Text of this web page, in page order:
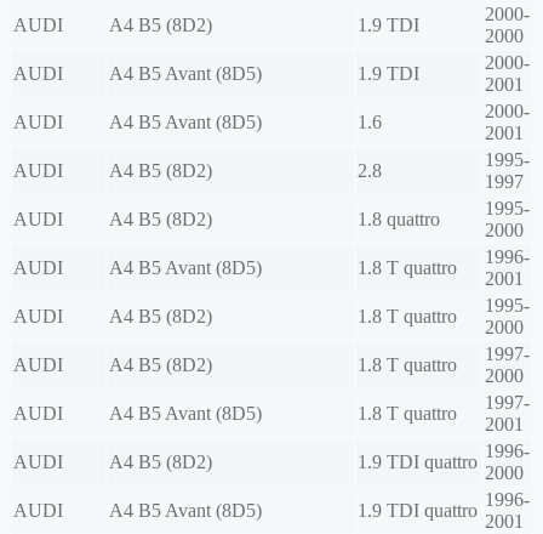
AUDI
A4 B5 (8D2) 1.9 TDI
2000-
2000
AUDI
A4 B5 Avant (8D5) 1.9 TDI
2000-
2001
AUDI
A4 B5 Avant (8D5) 1.6
2000-
2001
AUDI
A4 B5 (8D2) 2.8
1995-
1997
AUDI
A4 B5 (8D2) 1.8 quattro
1995-
2000
AUDI
A4 B5 Avant (8D5) 1.8 T quattro
1996-
2001
AUDI
A4 B5 (8D2) 1.8 T quattro
1995-
2000
AUDI
A4 B5 (8D2) 1.8 T quattro
1997-
2000
AUDI
A4 B5 Avant (8D5) 1.8 T quattro
1997-
2001
AUDI
A4 B5 (8D2) 1.9 TDI quattro
1996-
2000
AUDI
A4 B5 Avant (8D5) 1.9 TDI quattro
1996-
2001